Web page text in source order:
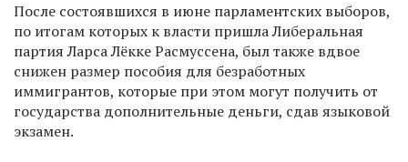
После состоявшихся в июне парламентских выборов,
по итогам которых к власти пришла Либеральная
партия Ларса Лёкке Расмуссена, был также вдвое
снижен размер пособия для безработных
иммигрантов, которые при этом могут получить от
государства дополнительные деньги, сдав языковой
экзамен.